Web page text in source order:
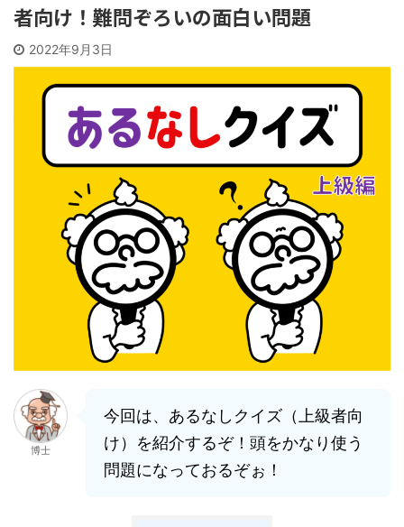
者向け！難問ぞろいの面白い問題
2022年9月3日
博士
今回は、あるなしクイズ（上級者向
け）を紹介するぞ！頭をかなり使う
問題になっておるぞぉ！